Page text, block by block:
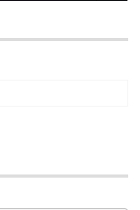
variations.
du